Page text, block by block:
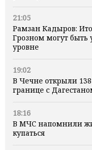
21:05
Рамзан Кадыров:
Грозном могут
уровне
19:02
В Чечне открыли
границе с
18:16
В МЧС напомнили
купаться